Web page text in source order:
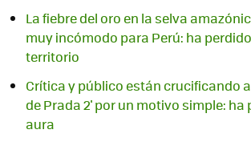
La fiebre del oro en la selva
muy incómodo para Perú: ha
territorio
Crítica y público están crucificando
de Prada 2' por un motivo simple: ha
aura